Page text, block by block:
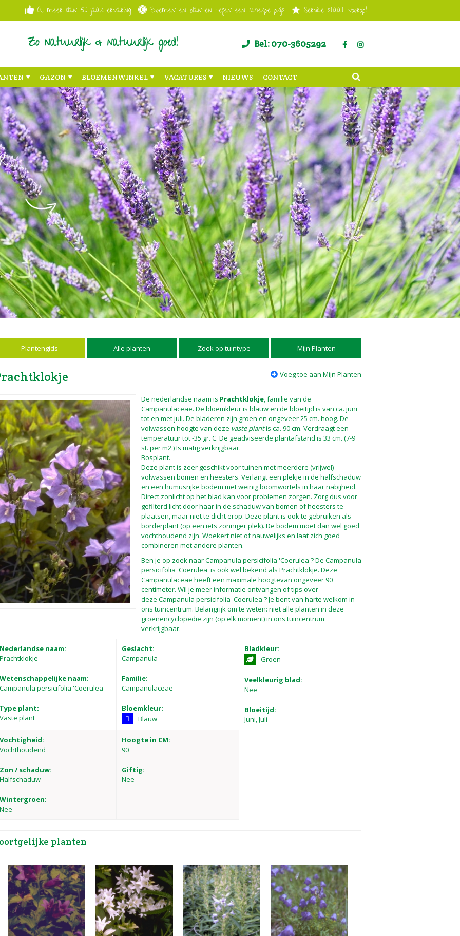
Al meer dan 50 jaar ervaring Bloemen en planten tegen een scherpe prijs Service staat voorop!
Zo natuurlijk & natuurlijk goed! Bel: 070-3605292
GAZON BLOEMENWINKEL VACATURES NIEUWS CONTACT
Plantengids Alle planten Zoek op tuintype Mijn Planten
Voeg toe aan Mijn Planten
De nederlandse naam is Prachtklokje, familie van de
Campanulaceae. De bloemkleur is blauw en de bloeitijd is van ca. juni
tot en met juli. De bladeren zijn groen en ongeveer 25 cm. hoog. De
volwassen hoogte van deze vaste plantis ca. 90 cm. Verdraagt een
temperatuur tot -35 gr. C. De geadviseerde plantafstand is 33 cm. (7-9
st. per m2.) Is matig verkrijgbaar.
Bosplant.
Deze plant is zeer geschikt voor tuinen met meerdere (vrijwel)
volwassen bomen en heesters. Verlangt een plekje in de halfschaduw
en een humusrijke bodem met weinig boomwortels in haar nabijheid.
Direct zonlicht op het blad kan voor problemen zorgen. Zorg dus voor
gefilterd licht door haar in de schaduw van bomen of heesters te
plaatsen, maar niet te dicht erop. Deze plant is ook te gebruiken als
borderplant (op een iets zonniger plek). De bodem moet dan wel goed
vochthoudend zijn. Woekert niet of nauwelijks en laat zich goed
combineren met andere planten.
Ben je op zoek naar Campanula persicifolia 'Coerulea'? De Campanula
persicifolia 'Coerulea' is ook wel bekend als Prachtklokje. Deze
Campanulaceae heeft een maximale hoogtevan ongeveer 90
centimeter. Wil je meer informatie ontvangen of tips over
deze Campanula persicifolia 'Coerulea'? Je bent van harte welkom in
ons tuincentrum. Belangrijk om te weten: niet alle planten in deze
groenencyclopedie zijn (op elk moment) in ons tuincentrum
verkrijgbaar.
Nederlandse naam:
Prachtklokje
Wetenschappelijke naam:
Campanula persicifolia 'Coerulea'
Type plant:
Vaste plant
Geslacht:
Campanula
Familie:
Campanulaceae
Bloemkleur:
Blauw
Bladkleur:
Groen
Veelkleurig blad:
Nee
Bloeitijd:
Juni, Juli
Vochtigheid:
Vochthoudend
Zon / schaduw:
Halfschaduw
Wintergroen:
Nee
Hoogte in CM:
90
Giftig:
Nee
planten